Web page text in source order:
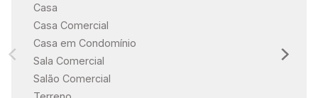
Casa
Casa Comercial
Casa em Condomínio
Sala Comercial
Salão Comercial